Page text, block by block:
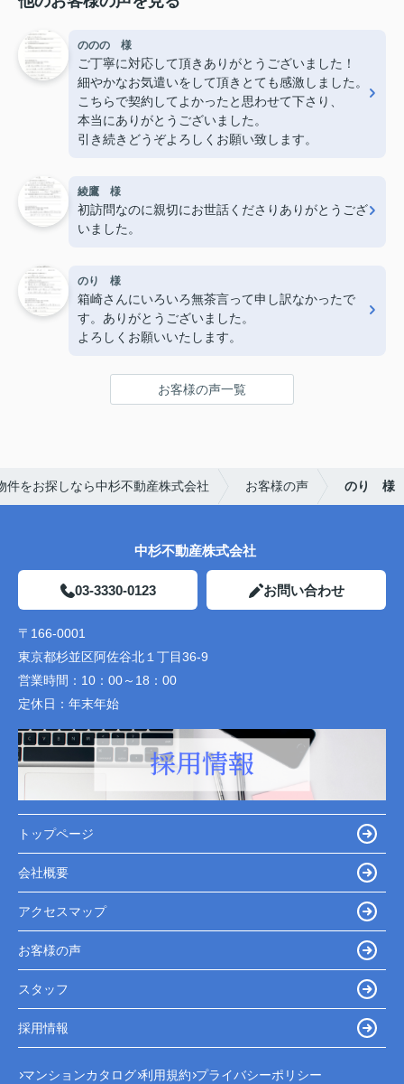
ののの 様
ご丁寧に対応して頂きありがとうございました！
細やかなお気遣いをして頂きとても感激しました。
こちらで契約してよかったと思わせて下さり、
本当にありがとうございました。
引き続きどうぞよろしくお願い致します。
綾鷹 様
初訪問なのに親切にお世話くださりありがとうござ
いました。
のり 様
箱崎さんにいろいろ無茶言って申し訳なかったで
す。ありがとうございました。
よろしくお願いいたします。
お客様の声一覧
件をお探しなら中杉不動産株式会社 お客様の声 のり 様
中杉不動産株式会社
03-3330-0123 お問い合わせ
〒166-0001
東京都杉並区阿佐谷北１丁目36-9
営業時間： 10：00～18：00
定休日： 年末年始
トップページ
会社概要
アクセスマップ
お客様の声
スタッフ
採用情報
マンションカタログ 利用規約 プライバシーポリシー